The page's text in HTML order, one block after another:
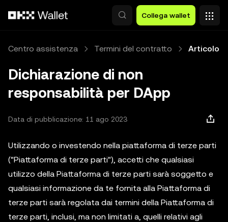
Collega wallet
Centro assistenza Termini del contratto Articolo
Dichiarazione di non
responsabilità per DApp
Data di pubblicazione: 11 ago 2023
Utilizzando o investendo nella piattaforma di terze parti
("Piattaforma di terze parti"), accetti che qualsiasi
utilizzo della Piattaforma di terze parti sarà soggetto e
qualsiasi informazione da te fornita alla Piattaforma di
terze parti sarà regolata dai termini della Piattaforma di
terze parti, inclusi, ma non limitati a, quelli relativi agli